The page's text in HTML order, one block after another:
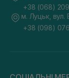
+38 (068)
м. Луцьк, вул.
+38 (098)